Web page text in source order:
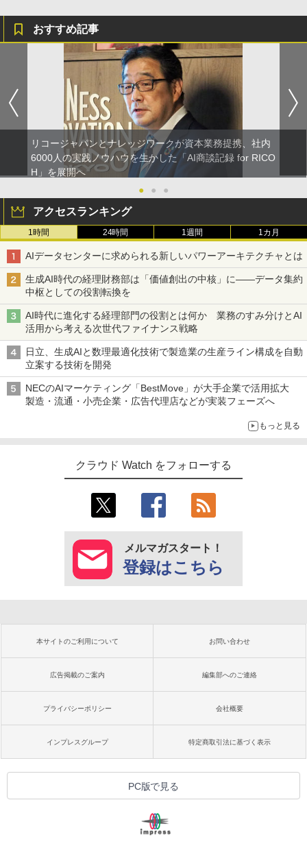
おすすめ記事
リコージャパンとナレッジワークが資本業務提携、社内
6000人の実践ノウハウを生かした「AI商談記録 for RICO
H」を展開へ
●
● ●
アクセスランキング
1時間 24時間 1週間 1カ月
AIデータセンターに求められる新しいパワーアーキテクチャとは
生成AI時代の経理財務部は「価値創出の中核」に――データ集約
中枢としての役割転換を
AI時代に進化する経理部門の役割とは何か 業務のすみ分けとAI
活用から考える次世代ファイナンス戦略
日立、生成AIと数理最適化技術で製造業の生産ライン構成を自動
立案する技術を開発
NECのAIマーケティング「BestMove」が大手企業で活用拡大
製造・流通・小売企業・広告代理店などが実装フェーズへ
もっと見る
クラウド Watch をフォローする
メルマガスタート！
登録はこちら
本サイトのご利用について お問い合わせ
広告掲載のご案内 編集部へのご連絡
プライバシーポリシー 会社概要
インプレスグループ 特定商取引法に基づく表示
PC版で見る